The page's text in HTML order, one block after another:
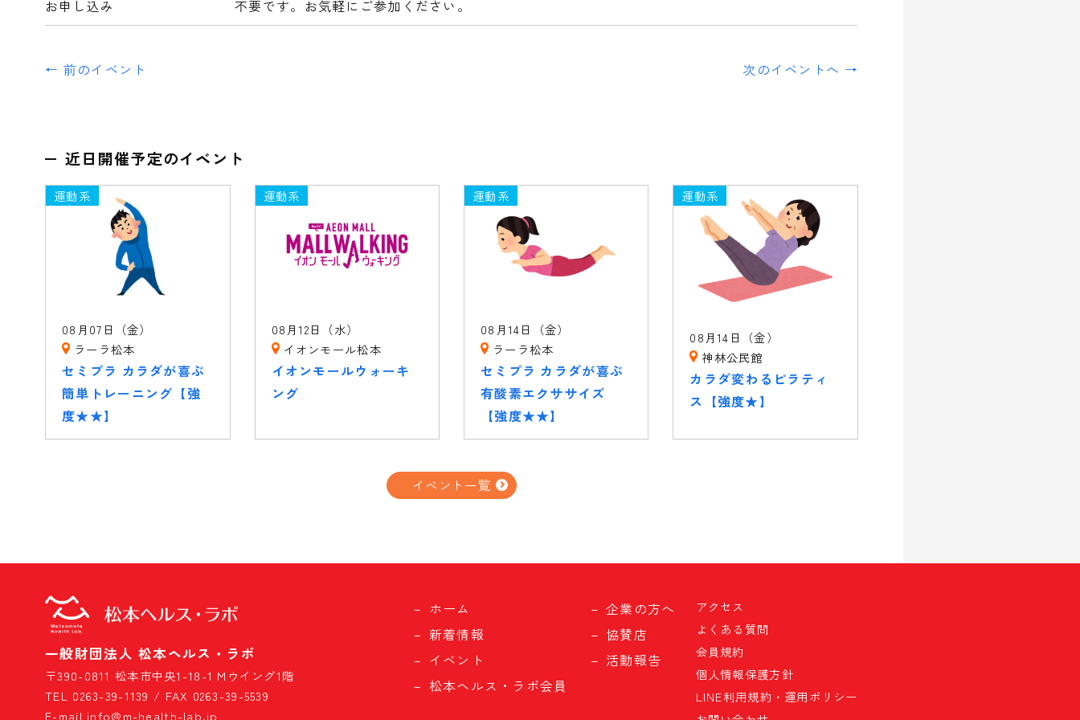
お申し込み 不要です。お気軽にご参加ください。
← 前のイベント 次のイベントへ →
近日開催予定のイベント
運動系
08月07日（金）
ラーラ松本
セミプラ カラダが喜ぶ
簡単トレーニング【強
度★★】
運動系
08月12日（水）
イオンモール松本
イオンモールウォーキ
ング
運動系
08月14日（金）
ラーラ松本
セミプラ カラダが喜ぶ
有酸素エクササイズ
【強度★★】
運動系
08月14日（金）
神林公民館
カラダ変わるピラティ
ス【強度★】
イベント一覧
一般財団法人 松本ヘルス・ラボ
〒390-0811 松本市中央1-18-1 Mウイング1階
TEL 0263-39-1139 / FAX 0263-39-5539
E-mail info@m-health-lab.jp
ホーム
新着情報
イベント
松本ヘルス・ラボ会員
企業の方へ
協賛店
活動報告
アクセス
よくある質問
会員規約
個人情報保護方針
LINE利用規約・運用ポリシー